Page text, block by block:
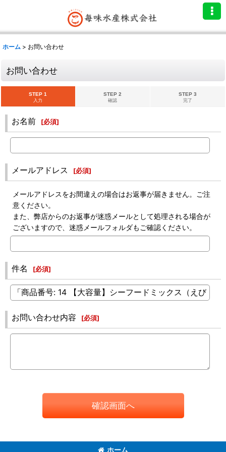
ホーム > お問い合わせ
お問い合わせ
STEP 1
入力
STEP 2
確認
STEP 3
完了
お名前 [必須]
メールアドレス [必須]
メールアドレスをお間違えの場合はお返事が届きません。ご注
意ください。
また、弊店からのお返事が迷惑メールとして処理される場合が
ございますので、迷惑メールフォルダもご確認ください。
件名 [必須]
お問い合わせ内容 [必須]
確認画面へ
ホーム